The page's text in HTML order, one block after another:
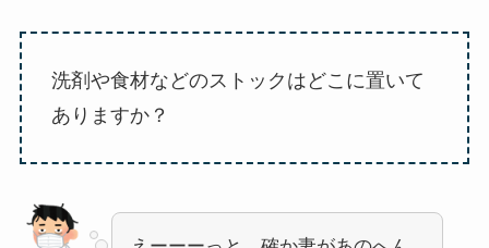
洗剤や食材などのストックはどこに置いて
ありますか？